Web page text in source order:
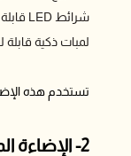
شرائط LED قابلة للتغيير مثل
لمبات ذكية قابلة
تستخدم هذه
2- الإضاءة الموجهة الذكية